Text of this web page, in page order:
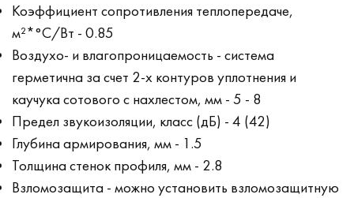
Коэффициент сопротивления теплопередаче,
м²*°С/Вт - 0.85
Воздухо- и влагопроницаемость - система
герметична за счет 2-х контуров уплотнения и
каучука сотового с нахлестом, мм - 5 - 8
Предел звукоизоляции, класс (дБ) - 4 (42)
Глубина армирования, мм - 1.5
Толщина стенок профиля, мм - 2.8
Взломозащита - можно установить взломозащитную